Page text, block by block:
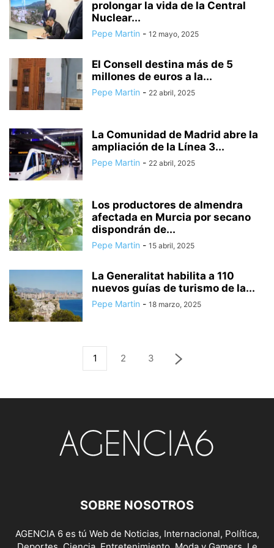
AGRESIÓN A PAREJA HOMOSEXUAL
AGRICULTURA AGRICULTURA Y PESCA
AGUA A PRECIOS IMPOSIBLES AGUA DESLADA AGUA EN LA LUNA
AGUAS MANANTIALES AGUAS RESIDUALES AHORRO
AHORRO DEL AGUA AHORRO ENERGÉTICO ALARMA SOCIAL
prolongar la vida de la Central
Nuclear...
Pepe Martin - 12 mayo, 2025
El Consell destina más de 5
millones de euros a la...
Pepe Martin - 22 abril, 2025
La Comunidad de Madrid abre la
ampliación de la Línea 3...
Pepe Martin - 22 abril, 2025
Los productores de almendra
afectada en Murcia por secano
dispondrán de...
Pepe Martin - 15 abril, 2025
La Generalitat habilita a 110
nuevos guías de turismo de la...
Pepe Martin - 18 marzo, 2025
1 2 3
SOBRE NOSOTROS
AGENCIA 6 es tú Web de Noticias, Internacional, Política,